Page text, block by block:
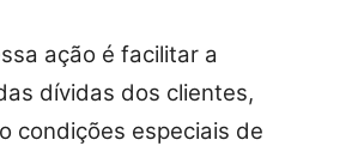
ação é facilitar a
dívidas dos clientes,
condições especiais de